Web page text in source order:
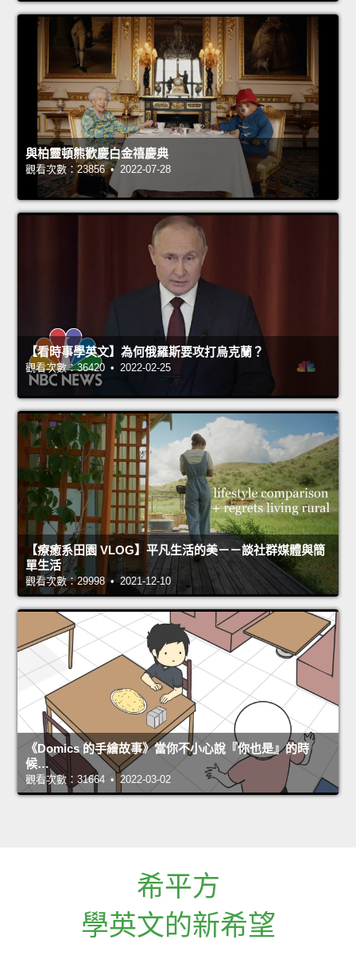
與柏靈頓熊歡慶白金禧慶典
觀看次數：23856 • 2022-07-28
【看時事學英文】為何俄羅斯要攻打烏克蘭？
觀看次數：36420 • 2022-02-25
【療癒系田園 VLOG】平凡生活的美－－談社群媒體與簡
單生活
觀看次數：29998 • 2021-12-10
《Domics 的手繪故事》當你不小心說『你也是』的時
候…
觀看次數：31664 • 2022-03-02
希平方
學英文的新希望